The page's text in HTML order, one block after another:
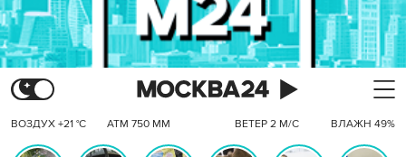
ВОЗДУХ +21 °C АТМ 750 ММ ВЕТЕР 2 М/С ВЛАЖН 49%